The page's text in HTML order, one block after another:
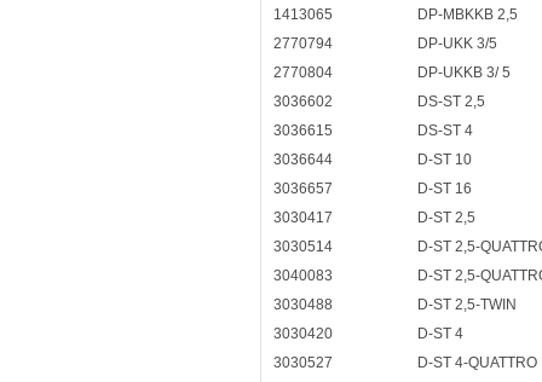
1413065
DP-MBKKB 2,5
2770794
DP-UKK 3/5
2770804
DP-UKKB 3/ 5
3036602
DS-ST 2,5
3036615
DS-ST 4
3036644
D-ST 10
3036657
D-ST 16
3030417
D-ST 2,5
3030514
D-ST 2,5-
3040083
D-ST 2,5-
3030488
D-ST 2,5-TWIN
3030420
D-ST 4
3030527
D-ST 4-QUATTRO